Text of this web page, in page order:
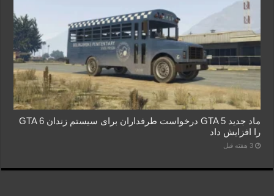
ماد جدید GTA 5 درخواست طرفداران برای سیستم زندان GTA 6
را افزایش داد
3 هفته قبل